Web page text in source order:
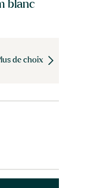
blanc
de choix